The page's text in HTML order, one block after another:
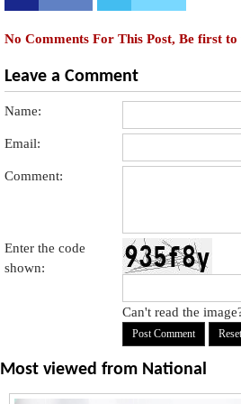
No Comments For This Post, Be first
Leave a Comment
Name:
Email:
Comment:
Enter the code
shown:
Can't read the
Most viewed from National